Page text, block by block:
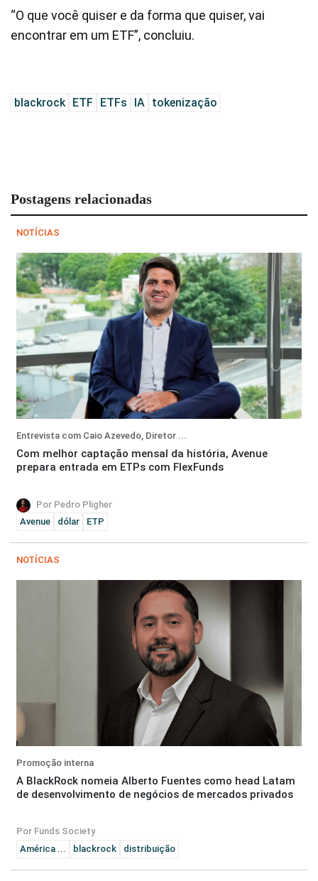
“O que você quiser e da forma que quiser, vai
encontrar em um ETF”, concluiu.
blackrock ETF ETFs IA tokenização
Postagens relacionadas
NOTÍCIAS
Entrevista com Caio Azevedo, Diretor ...
Com melhor captação mensal da história, Avenue
prepara entrada em ETPs com FlexFunds
Por Pedro Pligher
Avenue
dólar ETP
NOTÍCIAS
Promoção interna
A BlackRock nomeia Alberto Fuentes como head Latam
de desenvolvimento de negócios de mercados privados
Por Funds Society
América ...
blackrock distribuição